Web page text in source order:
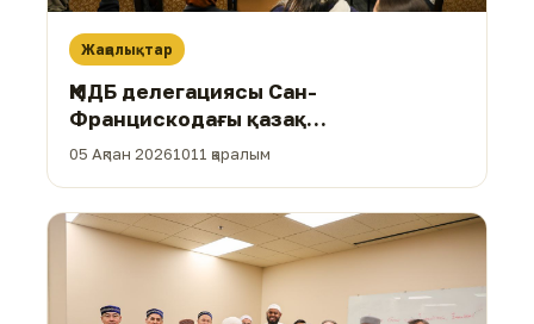
Жаңалықтар
ҚМДБ делегациясы Сан-
Францискодағы қазақ
диаспорасымен кездесті
05 Ақпан 20261011 қаралым